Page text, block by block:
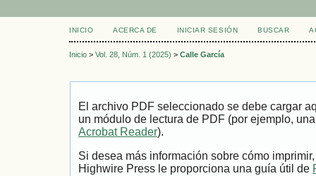
INICIO ACERCA DE INICIAR SESIÓN BUSCAR
Inicio > Vol. 28, Núm. 1 (2025) > Calle García
El archivo PDF seleccionado se debe cargar
un módulo de lectura de PDF (por ejemplo,
Acrobat Reader).
Si desea más información sobre cómo
Highwire Press le proporciona una guía útil de